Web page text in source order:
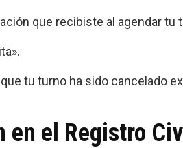
que recibiste al agendar tu
tu turno ha sido cancelado
en el Registro